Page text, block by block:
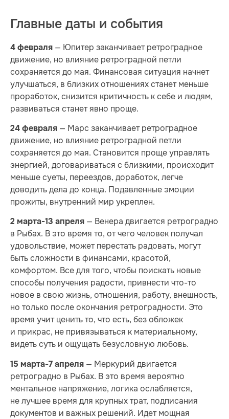
Главные даты и события
4 февраля — Юпитер заканчивает ретроградное
движение, но влияние ретроградной петли
сохраняется до мая. Финансовая ситуация начнет
улучшаться, в близких отношениях станет меньше
проработок, снизится критичность к себе и людям,
развиваться станет явно проще.
24 февраля — Марс заканчивает ретроградное
движение, но влияние ретроградной петли
сохраняется до мая. Становится проще управлять
энергией, договариваться с близкими, происходит
меньше суеты, переездов, доработок, легче
доводить дела до конца. Подавленные эмоции
прожиты, внутренний мир укреплен.
2 марта-13 апреля — Венера двигается ретроградно
в Рыбах. В это время то, от чего человек получал
удовольствие, может перестать радовать, могут
быть сложности в финансами, красотой,
комфортом. Все для того, чтобы поискать новые
способы получения радости, привнести что-то
новое в свою жизнь, отношения, работу, внешность,
но только после окончания ретроградности. Это
время учит ценить то, что есть, без обложек
и прикрас, не привязываться к материальному,
видеть суть и ощущать безусловную любовь.
15 марта-7 апреля — Меркурий двигается
ретроградно в Рыбах. В это время вероятно
ментальное напряжение, логика ослабляется,
не лучшее время для крупных трат, подписания
документов и важных решений. Идет мощная